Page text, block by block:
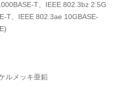
T、IEEE 802.3bz 2.5G
T、IEEE 802.3ae 10GBASE-
ルメッキ亜鉛